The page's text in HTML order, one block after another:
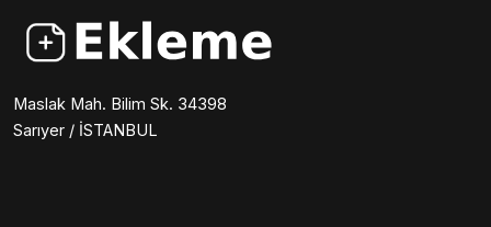
Maslak Mah. Bilim Sk. 34398
Sarıyer / İSTANBUL